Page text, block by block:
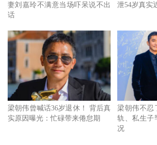
《尚气》导演确定回归，目前尚不知
妻刘嘉玲不满意当场吓呆说不出
话
泄54岁真实
梁朝伟曾喊话36岁退休！ 背后真
实原因曝光：忙碌带来倦怠期
梁朝伟不忍
轨、私生子
况